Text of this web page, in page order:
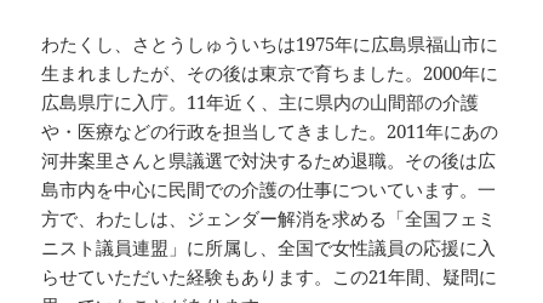
わたくし、さとうしゅういちは1975年に広島県福山市に
生まれましたが、その後は東京で育ちました。2000年に
広島県庁に入庁。11年近く、主に県内の山間部の介護
や・医療などの行政を担当してきました。2011年にあの
河井案里さんと県議選で対決するため退職。その後は広
島市内を中心に民間での介護の仕事についています。一
方で、わたしは、ジェンダー解消を求める「全国フェミ
ニスト議員連盟」に所属し、全国で女性議員の応援に入
らせていただいた経験もあります。この21年間、疑問に